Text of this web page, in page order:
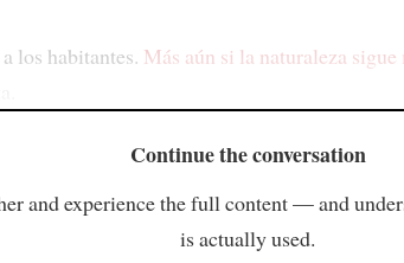
los habitantes. Más aún si la naturaleza sigue
Continue the conversation
and experience the full content — and
is actually used.